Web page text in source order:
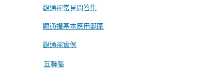
觀通禪常見問答集
觀通禪基本應用範圍
觀通禪實例
互聯腦